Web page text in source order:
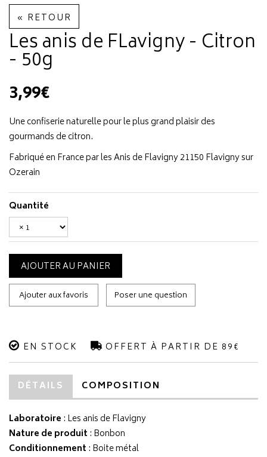
« RETOUR
Les anis de FLavigny - Citron
- 50g
3,99€
Une confiserie naturelle pour le plus grand plaisir des
gourmands de citron.
Fabriqué en France par les Anis de Flavigny 21150 Flavigny sur
Ozerain
Quantité
AJOUTER AU PANIER
Ajouter aux favoris Poser une question
EN STOCK OFFERT À PARTIR DE 89€
DÉTAILS COMPOSITION
Laboratoire : Les anis de Flavigny
Nature de produit : Bonbon
Conditionnement : Boite métal